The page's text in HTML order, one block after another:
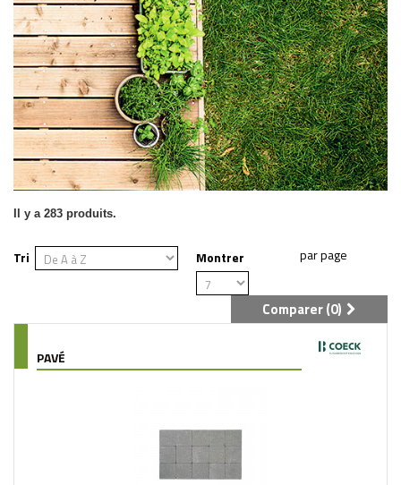
Il y a 283 produits.
Tri Montrer
Comparer (0)
PAVÉ